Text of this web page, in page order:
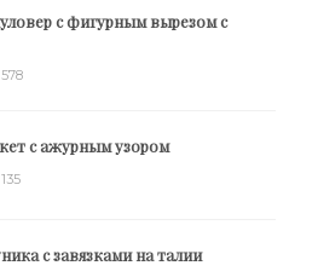
с фигурным вырезом с
578
с ажурным узором
135
с завязками на талии